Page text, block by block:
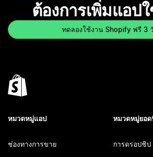
ต้องการเพิ่มแอป
ทดลองใช้งาน Shopify ฟรี 3
หมวดหมู่แอป
ช่องทางการขาย
หมวดหมู่ยอ
การดรอปชิป